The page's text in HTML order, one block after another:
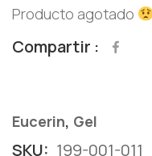
Producto agotado
Compartir
Eucerin, Gel
SKU: 199-001-011